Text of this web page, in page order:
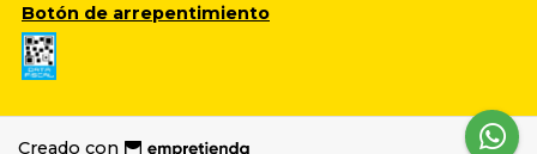
Botón de arrepentimiento
Creado con